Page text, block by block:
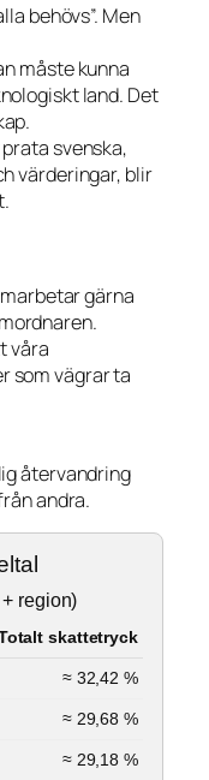
behövs”. Men
måste kunna
land. Det
svenska,
värderingar, blir
gärna
våra
som vägrar ta
återvandring
andra.
region)
skattetryck
≈ 32,42 %
≈ 29,68 %
≈ 29,18 %